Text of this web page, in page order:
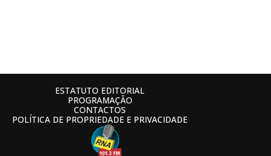
ESTATUTO EDITORIAL
PROGRAMAÇÃO
CONTACTOS
POLÍTICA DE PROPRIEDADE E PRIVACIDADE